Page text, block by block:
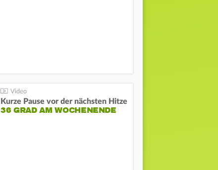
Kurze Pause vor der nächsten Hitze
36 GRAD AM WOCHENENDE